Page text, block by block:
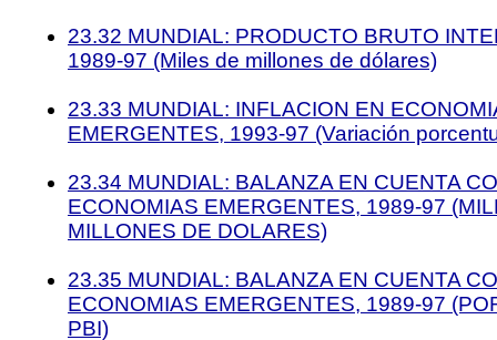
23.32 MUNDIAL: PRODUCTO BRUTO
1989-97 (Miles de millones de dólares)
23.33 MUNDIAL: INFLACION EN
EMERGENTES, 1993-97 (Variación
23.34 MUNDIAL: BALANZA EN CUENTA
ECONOMIAS EMERGENTES, 1989-97
MILLONES DE DOLARES)
23.35 MUNDIAL: BALANZA EN CUENTA
ECONOMIAS EMERGENTES, 1989-97
PBI)